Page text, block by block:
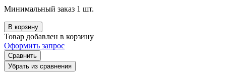
Минимальный заказ 1 шт.
В корзину
Товар добавлен в корзину
Оформить запрос
Сравнить
Убрать из сравнения